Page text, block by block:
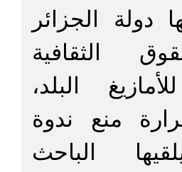
دولة الجزائر
الثقافية
البلد،
منع ندوة
الباحث